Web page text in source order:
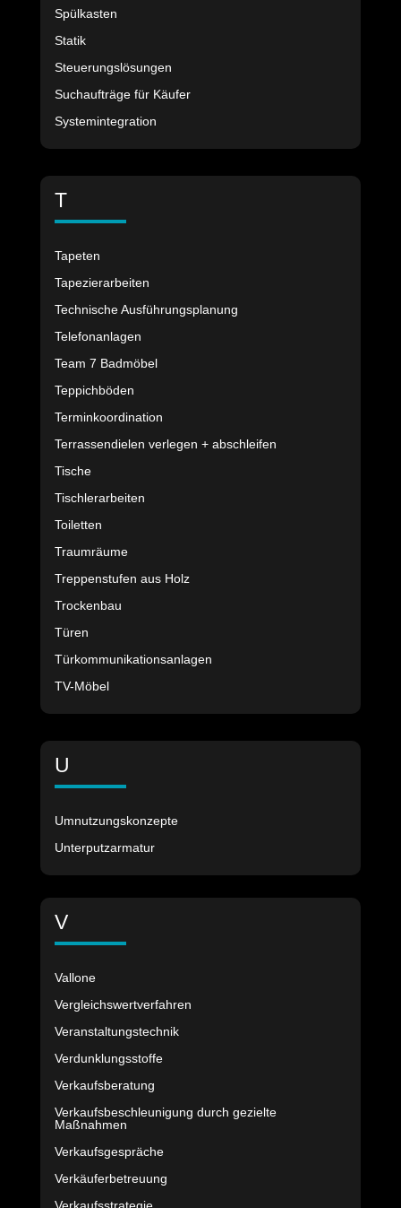
Spülkasten
Statik
Steuerungslösungen
Suchaufträge für Käufer
Systemintegration
T
Tapeten
Tapezierarbeiten
Technische Ausführungsplanung
Telefonanlagen
Team 7 Badmöbel
Teppichböden
Terminkoordination
Terrassendielen verlegen + abschleifen
Tische
Tischlerarbeiten
Toiletten
Traumräume
Treppenstufen aus Holz
Trockenbau
Türen
Türkommunikationsanlagen
TV-Möbel
U
Umnutzungskonzepte
Unterputzarmatur
V
Vallone
Vergleichswertverfahren
Veranstaltungstechnik
Verdunklungsstoffe
Verkaufsberatung
Verkaufsbeschleunigung durch gezielte
Maßnahmen
Verkaufsgespräche
Verkäuferbetreuung